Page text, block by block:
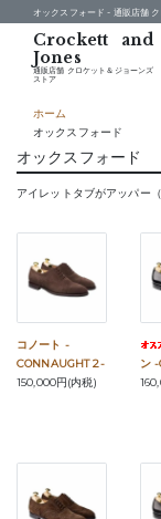
通販店舗 クロケット＆ジョーンズ
ストア
オックスフォード - 通販店舗 クロケ
ホーム
オックスフォード
オックスフォード
アイレットタブがアッパー
コノート -
CONNAUGHT 2-
150,000円(内税)
ン